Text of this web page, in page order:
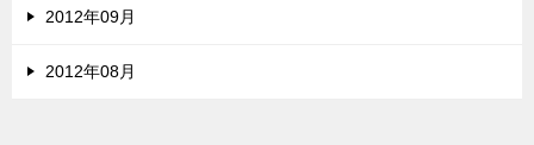
2012年09月
2012年08月